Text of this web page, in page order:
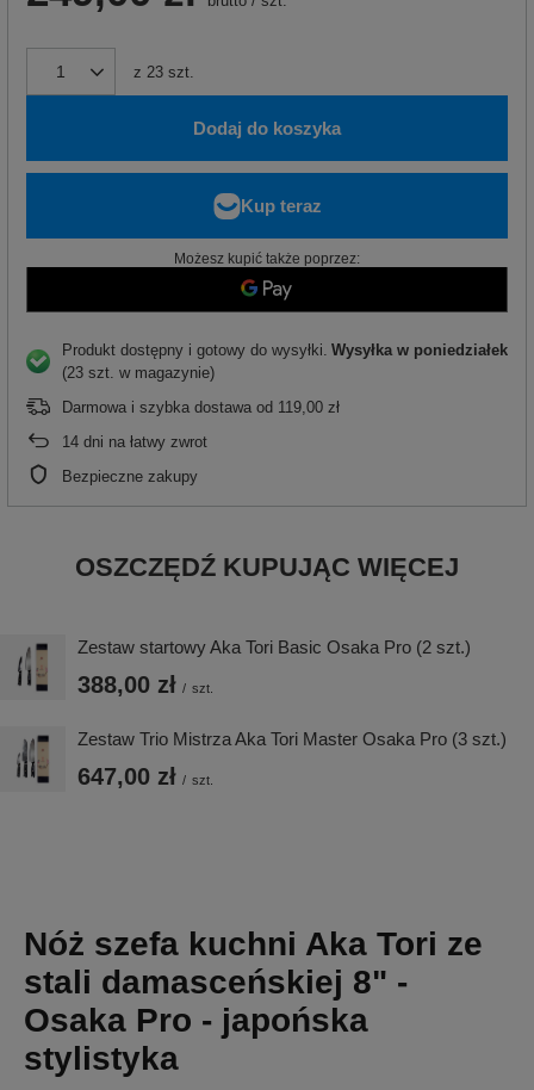
z 23 szt.
Dodaj do koszyka
Możesz kupić także poprzez:
Produkt dostępny i gotowy do wysyłki Wysyłka w poniedziałek
(23 szt. w magazynie)
Darmowa i szybka dostawa od 119,00 zł
14 dni na łatwy zwrot
Bezpieczne zakupy
OSZCZĘDŹ KUPUJĄC WIĘCEJ
Zestaw startowy Aka Tori Basic Osaka Pro (2 szt.)
388,00 zł / szt.
Zestaw Trio Mistrza Aka Tori Master Osaka Pro (3 szt.)
647,00 zł / szt.
Nóż szefa kuchni Aka Tori ze
stali damasceńskiej 8" -
Osaka Pro - japońska
stylistyka